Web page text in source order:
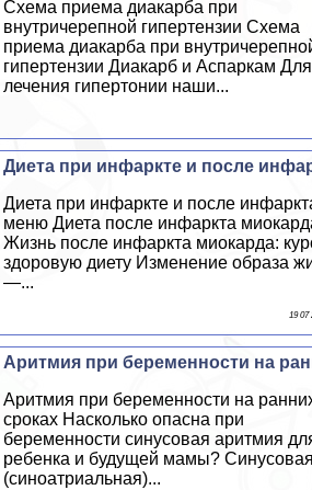
Схема приема диакарба при
внутричерепной гипертензии Схема
приема диакарба при
гипертензии Диакарб и Аспаркам Для
лечения гипертонии наши...
Диета при инфаркте и после
Диета при инфаркте и после
меню Диета после инфаркта
Жизнь после инфаркта миокарда:
здоровую диету Изменение образа
—...
19 07
Аритмия при беременности на
Аритмия при беременности на
сроках Насколько опасна при
беременности синусовая аритмия
ребенка и будущей мамы? Синусовая
(синоатриальная)...